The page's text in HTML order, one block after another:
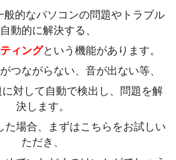
的なパソコンの問題やトラブル
動的に解決する、
ィングという機能があります。
つながらない、音が出ない等、
対して自動で検出し、問題を解
決します。
た場合、まずはこちらをお試しい
ただき、